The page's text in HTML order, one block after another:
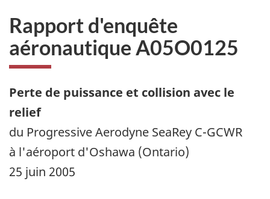
Rapport d'enquête
aéronautique A05O0125
Perte de puissance et collision avec le
relief
du Progressive Aerodyne SeaRey C-GCWR
à l'aéroport d'Oshawa (Ontario)
25 juin 2005